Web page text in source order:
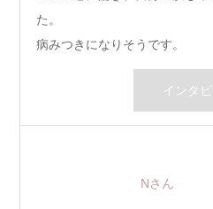
た。
病みつきになりそうです。
インタ
Nさん